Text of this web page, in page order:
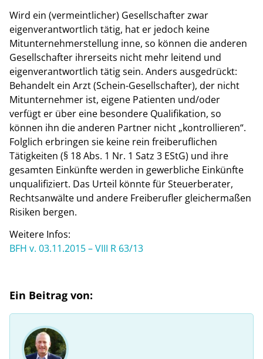
Wird ein (vermeintlicher) Gesellschafter zwar
eigenverantwortlich tätig, hat er jedoch keine
Mitunternehmerstellung inne, so können die anderen
Gesellschafter ihrerseits nicht mehr leitend und
eigenverantwortlich tätig sein. Anders ausgedrückt:
Behandelt ein Arzt (Schein-Gesellschafter), der nicht
Mitunternehmer ist, eigene Patienten und/oder
verfügt er über eine besondere Qualifikation, so
können ihn die anderen Partner nicht „kontrollieren“.
Folglich erbringen sie keine rein freiberuflichen
Tätigkeiten (§ 18 Abs. 1 Nr. 1 Satz 3 EStG) und ihre
gesamten Einkünfte werden in gewerbliche Einkünfte
unqualifiziert. Das Urteil könnte für Steuerberater,
Rechtsanwälte und andere Freiberufler gleichermaßen
Risiken bergen.
Weitere Infos:
BFH v. 03.11.2015 – VIII R 63/13
Ein Beitrag von: